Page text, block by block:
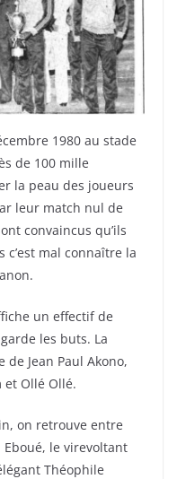
1980 au stade
de 100 mille
la peau des joueurs
leur match nul de
convaincus qu’ils
c’est mal connaître la
un effectif de
les buts. La
Jean Paul Akono,
et Ollé Ollé.
on retrouve entre
le virevoltant
Théophile